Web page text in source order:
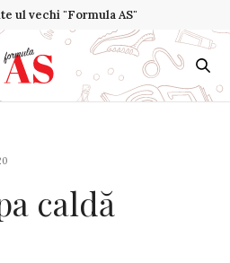
ul vechi "Formula AS"
caldă